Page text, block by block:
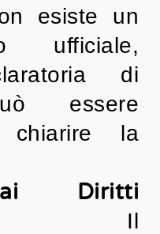
esiste un
ufficiale,
di
essere
chiarire la
ai Diritti